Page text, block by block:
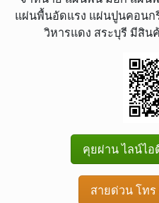
แผ่นพื้นอัดแรง แผ่นปูนคอน
วิหารแดง สระบุรี มีสิน
คุยผ่าน ไลน์ไอ
สายด่วน โทร